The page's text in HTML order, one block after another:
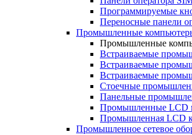
Программируемые
Переносные панели
Промышленные
Промышленные
Встраиваемые
Встраиваемые
Встраиваемые
Стоечные
Панельные
Промышленные LCD
Промышленная LCD
Промышленное сетевое